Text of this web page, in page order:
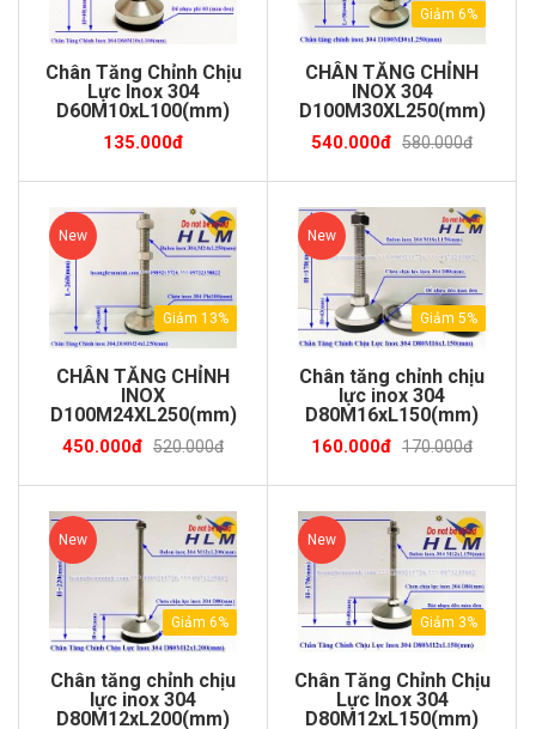
Chân Tăng Chỉnh Chịu
Lực Inox 304
D60M10xL100(mm)
135.000đ
Giảm 6%
CHÂN TĂNG CHỈNH
INOX 304
D100M30XL250(mm)
540.000đ 580.000đ
Giảm 13%
New
CHÂN TĂNG CHỈNH
INOX
D100M24XL250(mm)
450.000đ 520.000đ
Giảm 5%
New
Chân tăng chỉnh chịu
lực inox 304
D80M16xL150(mm)
160.000đ 170.000đ
Giảm 6%
New
Chân tăng chỉnh chịu
lực inox 304
D80M12xL200(mm)
Giảm 3%
New
Chân Tăng Chỉnh Chịu
Lực Inox 304
D80M12xL150(mm)